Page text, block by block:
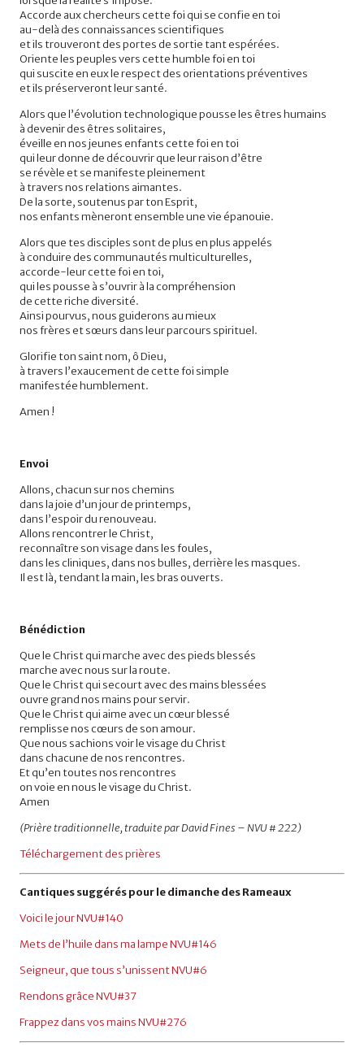
Accorde aux chercheurs cette foi qui se confie en toi
au-delà des connaissances scientifiques
et ils trouveront des portes de sortie tant espérées.
Oriente les peuples vers cette humble foi en toi
qui suscite en eux le respect des orientations préventives
et ils préserveront leur santé.
Alors que l’évolution technologique pousse les êtres humains
à devenir des êtres solitaires,
éveille en nos jeunes enfants cette foi en toi
qui leur donne de découvrir que leur raison d’être
se révèle et se manifeste pleinement
à travers nos relations aimantes.
De la sorte, soutenus par ton Esprit,
nos enfants mèneront ensemble une vie épanouie.
Alors que tes disciples sont de plus en plus appelés
à conduire des communautés multiculturelles,
accorde-leur cette foi en toi,
qui les pousse à s’ouvrir à la compréhension
de cette riche diversité.
Ainsi pourvus, nous guiderons au mieux
nos frères et sœurs dans leur parcours spirituel.
Glorifie ton saint nom, ô Dieu,
à travers l’exaucement de cette foi simple
manifestée humblement.
Amen !
Envoi
Allons, chacun sur nos chemins
dans la joie d’un jour de printemps,
dans l’espoir du renouveau.
Allons rencontrer le Christ,
reconnaître son visage dans les foules,
dans les cliniques, dans nos bulles, derrière les masques.
Il est là, tendant la main, les bras ouverts.
Bénédiction
Que le Christ qui marche avec des pieds blessés
marche avec nous sur la route.
Que le Christ qui secourt avec des mains blessées
ouvre grand nos mains pour servir.
Que le Christ qui aime avec un cœur blessé
remplisse nos cœurs de son amour.
Que nous sachions voir le visage du Christ
dans chacune de nos rencontres.
Et qu’en toutes nos rencontres
on voie en nous le visage du Christ.
Amen
(Prière traditionnelle, traduite par David Fines – NVU # 222)
Téléchargement des prières
Cantiquessuggérés pour le dimanchedes Rameaux
Voici le jourNVU#140
Mets de l’huile dans ma lampeNVU#146
Seigneur, que tous s’unissentNVU#6
Rendons grâceNVU#37
Frappez dans vos mainsNVU#276